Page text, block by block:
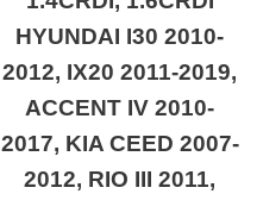
HYUNDAI I30 2010-
2012, IX20 2011-2019,
ACCENT IV 2010-
2017, KIA CEED 2007-
2012, RIO III 2011,